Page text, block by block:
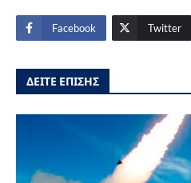
Facebook Twitter
ΔΕΙΤΕ ΕΠΙΣΗΣ